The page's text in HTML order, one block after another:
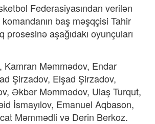
Federasiyasından verilən
baş məşqçisi Tahir
prosesinə aşağıdakı oyunçuları
Kamran Məmmədov, Endar
Şirzadov, Elşad Şirzadov,
Əkbər Məmmədov, Ulaş Turqut,
İsmayılov, Emanuel Aqbason,
Məmmədli və Derin Berkoz.